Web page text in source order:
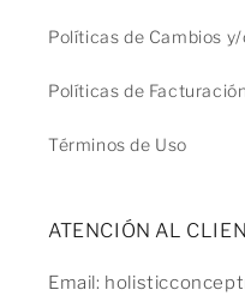
Políticas de Cambios
Políticas de Facturación
Términos de Uso
ATENCIÓN AL
Email: